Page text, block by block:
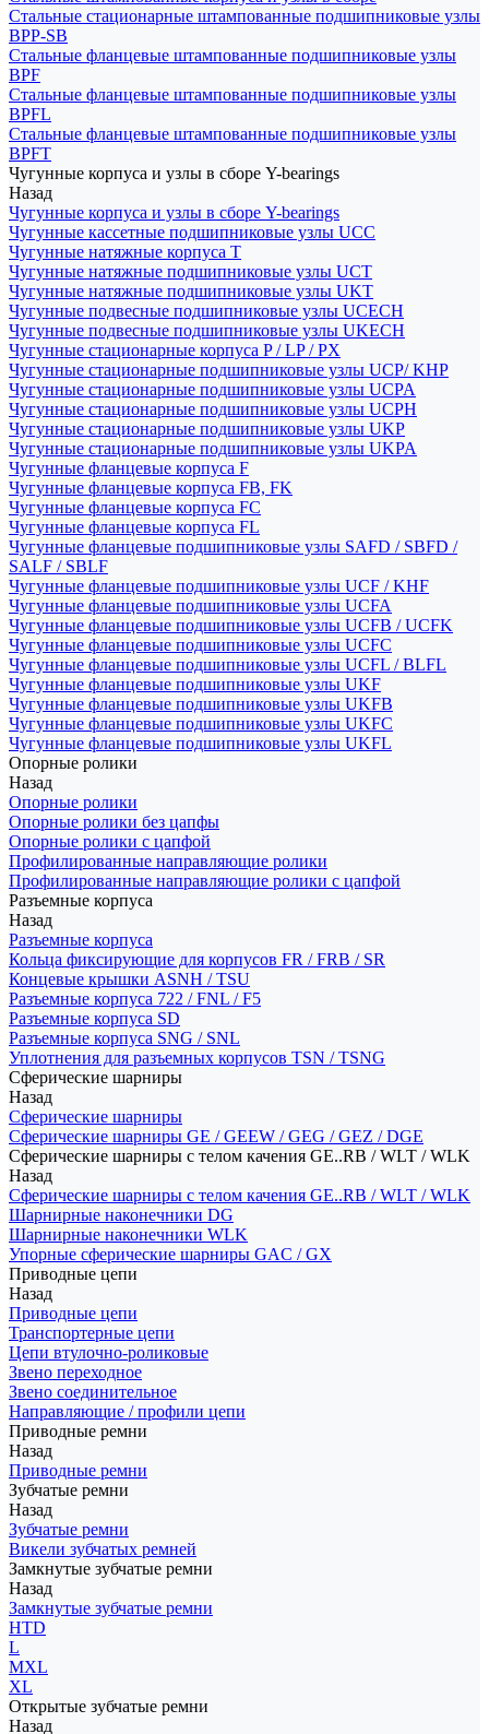
Стальные стационарные штампованные подшипниковые узлы
BPP-SB
Стальные фланцевые штампованные подшипниковые узлы
BPF
Стальные фланцевые штампованные подшипниковые узлы
BPFL
Стальные фланцевые штампованные подшипниковые узлы
BPFT
Чугунные корпуса и узлы в сборе Y-bearings
Назад
Чугунные корпуса и узлы в сборе Y-bearings
Чугунные кассетные подшипниковые узлы UCC
Чугунные натяжные корпуса T
Чугунные натяжные подшипниковые узлы UCT
Чугунные натяжные подшипниковые узлы UKT
Чугунные подвесные подшипниковые узлы UCECH
Чугунные подвесные подшипниковые узлы UKECH
Чугунные стационарные корпуса P / LP / PX
Чугунные стационарные подшипниковые узлы UCP/ KHP
Чугунные стационарные подшипниковые узлы UCPA
Чугунные стационарные подшипниковые узлы UCPH
Чугунные стационарные подшипниковые узлы UKP
Чугунные стационарные подшипниковые узлы UKPA
Чугунные фланцевые корпуса F
Чугунные фланцевые корпуса FB, FK
Чугунные фланцевые корпуса FC
Чугунные фланцевые корпуса FL
Чугунные фланцевые подшипниковые узлы SAFD / SBFD /
SALF / SBLF
Чугунные фланцевые подшипниковые узлы UCF / KHF
Чугунные фланцевые подшипниковые узлы UCFA
Чугунные фланцевые подшипниковые узлы UCFB / UCFK
Чугунные фланцевые подшипниковые узлы UCFC
Чугунные фланцевые подшипниковые узлы UCFL / BLFL
Чугунные фланцевые подшипниковые узлы UKF
Чугунные фланцевые подшипниковые узлы UKFB
Чугунные фланцевые подшипниковые узлы UKFC
Чугунные фланцевые подшипниковые узлы UKFL
Опорные ролики
Назад
Опорные ролики
Опорные ролики без цапфы
Опорные ролики с цапфой
Профилированные направляющие ролики
Профилированные направляющие ролики с цапфой
Разъемные корпуса
Назад
Разъемные корпуса
Кольца фиксирующие для корпусов FR / FRB / SR
Концевые крышки ASNH / TSU
Разъемные корпуса 722 / FNL / F5
Разъемные корпуса SD
Разъемные корпуса SNG / SNL
Уплотнения для разъемных корпусов TSN / TSNG
Сферические шарниры
Назад
Сферические шарниры
Сферические шарниры GE / GEEW / GEG / GEZ / DGE
Сферические шарниры с телом качения GE..RB / WLT / WLK
Назад
Сферические шарниры с телом качения GE..RB / WLT / WLK
Шарнирные наконечники DG
Шарнирные наконечники WLK
Упорные сферические шарниры GAC / GX
Приводные цепи
Назад
Приводные цепи
Транспортерные цепи
Цепи втулочно-роликовые
Звено переходное
Звено соединительное
Направляющие / профили цепи
Приводные ремни
Назад
Приводные ремни
Зубчатые ремни
Назад
Зубчатые ремни
Викели зубчатых ремней
Замкнутые зубчатые ремни
Назад
Замкнутые зубчатые ремни
HTD
L
MXL
XL
Открытые зубчатые ремни
Назад